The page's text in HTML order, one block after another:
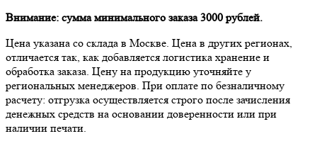
Внимание: сумма минимального заказа 3000 рублей.
Цена указана со склада в Москве. Цена в других регионах,
отличается так, как добавляется логистика хранение и
обработка заказа. Цену на продукцию уточняйте у
региональных менеджеров. При оплате по безналичному
расчету: отгрузка осуществляется строго после зачисления
денежных средств на основании доверенности или при
наличии печати.